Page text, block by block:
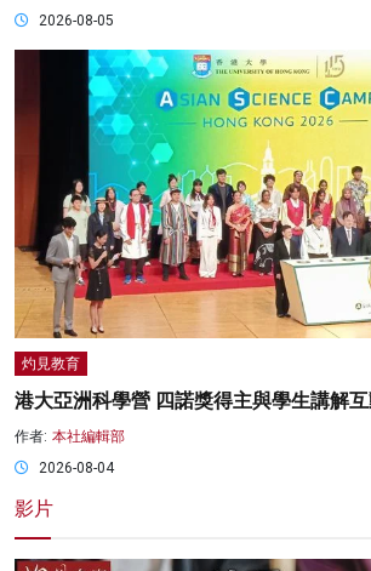
2026-08-05
灼見教育
港大亞洲科學營 四諾獎得主與學生講解
作者: 本社編輯部
2026-08-04
影片